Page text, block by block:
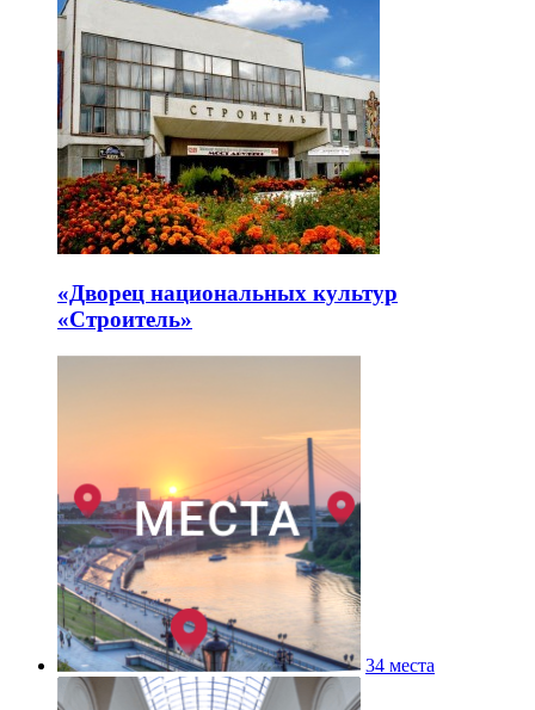
«Дворец национальных культур
«Строитель»
34 места